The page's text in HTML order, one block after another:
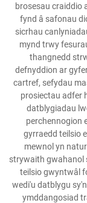
brosesau craiddio
fynd â safonau
sicrhau
mynd trwy
thangnedd
defnyddion ar
cartref, sefydau
prosiectau adfer
datblygiadau
perchennogion
gyrraedd teilsio
mewnol yn
strywaith gwahanol
teilsio gwyntwâl
wedi'u datblygu
ymddangosiad